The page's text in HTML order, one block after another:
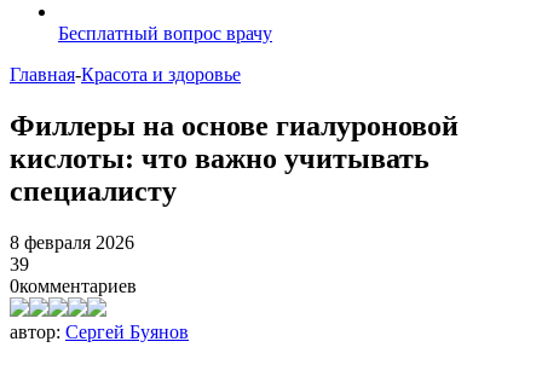
Бесплатный вопрос врачу
Главная-Красота и здоровье
Филлеры на основе гиалуроновой
кислоты: что важно учитывать
специалисту
8 февраля 2026
39
0комментариев
автор: Сергей Буянов